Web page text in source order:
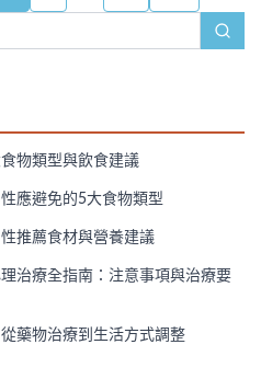
物類型與飲食建議
應避免的5大食物類型
推薦食材與營養建議
治療全指南：注意事項與治療要
藥物治療到生活方式調整